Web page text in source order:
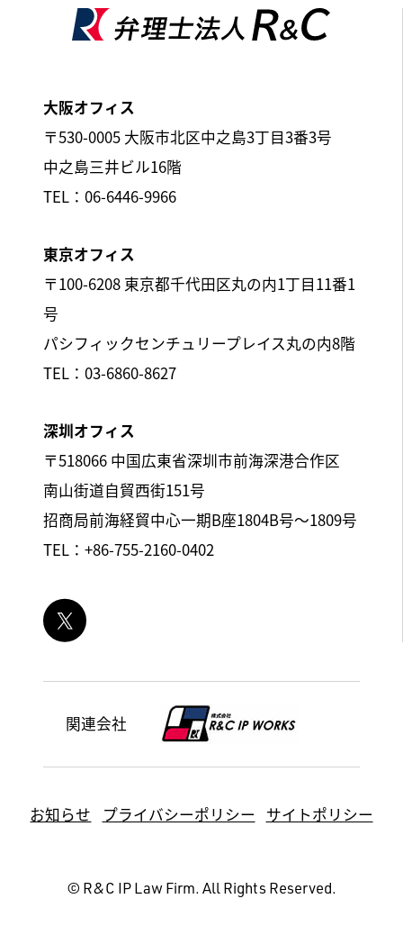
大阪オフィス
〒530-0005 大阪市北区中之島3丁目3番3号
中之島三井ビル16階
TEL：06-6446-9966
東京オフィス
〒100-6208 東京都千代田区丸の内1丁目11番1
号
パシフィックセンチュリープレイス丸の内8階
TEL：03-6860-8627
深圳オフィス
〒518066 中国広東省深圳市前海深港合作区
南山街道自貿西街151号
招商局前海経貿中心一期B座1804B号～1809号
TEL：+86-755-2160-0402
関連会社
お知らせ プライバシーポリシー サイトポリシー
© R&C IP Law Firm. All Rights Reserved.